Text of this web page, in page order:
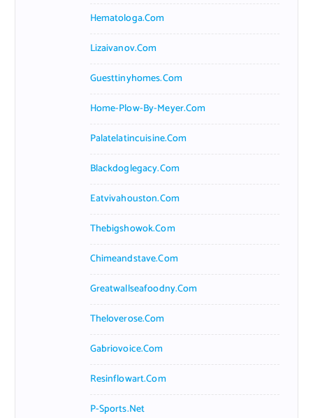
Hematologa.com
Lizaivanov.com
Guesttinyhomes.com
Home-Plow-By-Meyer.com
Palatelatincuisine.com
Blackdoglegacy.com
Eatvivahouston.com
Thebigshowok.com
Chimeandstave.com
Greatwallseafoodny.com
Theloverose.com
Gabriovoice.com
Resinflowart.com
P-Sports.net